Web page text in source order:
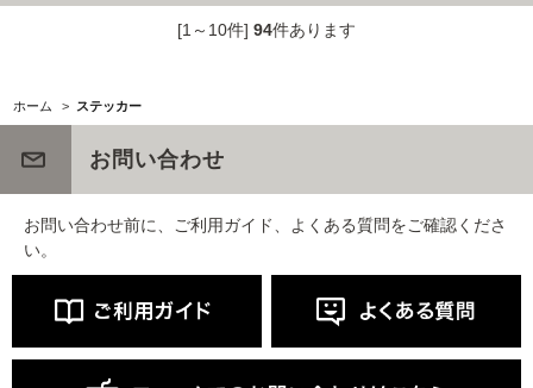
[1～10件] 94件あります
ホーム > ステッカー
お問い合わせ
お問い合わせ前に、ご利用ガイド、よくある質問をご確認くださ
い。